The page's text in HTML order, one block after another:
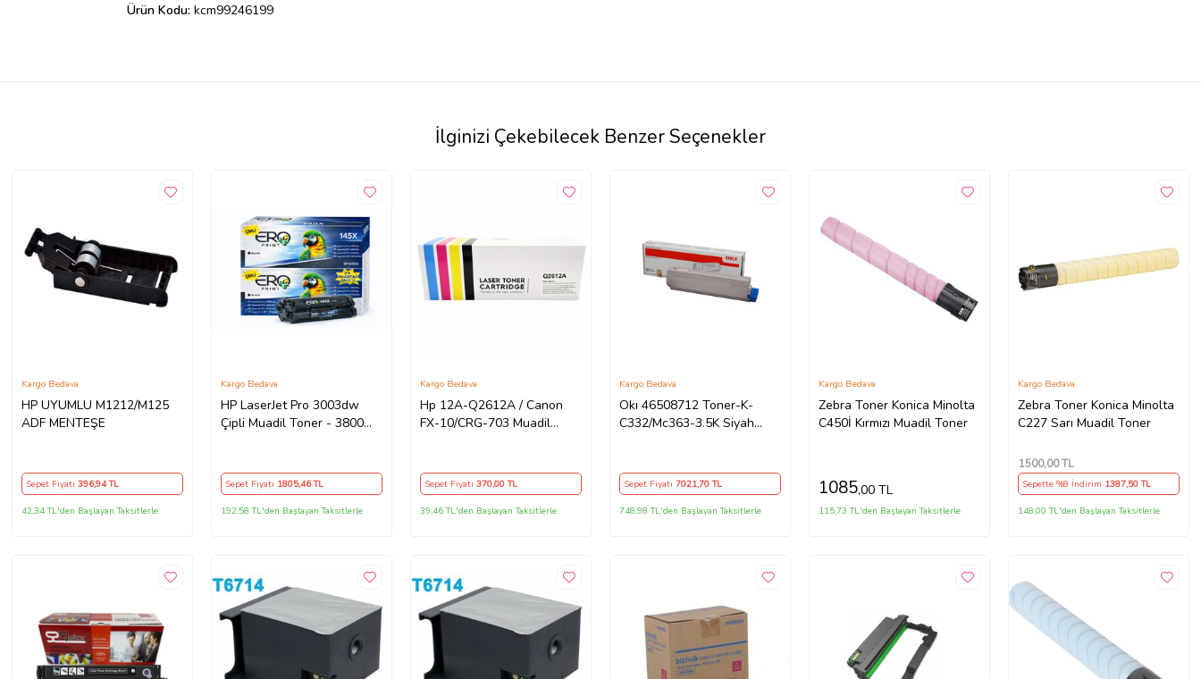
Ürün Kodu: kcm99246199
İlginizi Çekebilecek Benzer Seçenekler
HP UYUMLU M1212/M125
ADF MENTEŞE
Kargo Bedava
Sepet Fiyatı 396,94 TL
42,34 TL'den Başlayan Taksitlerle
HP LaserJet Pro 3003dw
Çipli Muadil Toner - 3800
Kargo Bedava
Sepet Fiyatı 1805,46 TL
192,58 TL'den Başlayan Taksitlerle
Hp 12A-Q2612A / Canon
FX-10/CRG-703 Muadil
Kargo Bedava
Sepet Fiyatı 370,00 TL
39,46 TL'den Başlayan Taksitlerle
Okı 46508712 Toner-K-
C332/Mc363-3.5K Siyah
Kargo Bedava
Sepet Fiyatı 7021,70 TL
748,98 TL'den Başlayan Taksitlerle
Zebra Toner Konica Minolta
C450İ Kırmızı Muadil Toner
Kargo Bedava
1085,00 TL
115,73 TL'den Başlayan Taksitlerle
Zebra Toner Konica Minolta
C227 Sarı Muadil Toner
Kargo Bedava
1500,00 TL
Sepette %8 İndirim 1387,50 TL
148,00 TL'den Başlayan Taksitlerle